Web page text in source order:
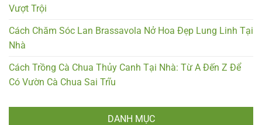
Vượt Trội
Cách Chăm Sóc Lan Brassavola Nở Hoa Đẹp Lung Linh Tại
Nhà
Cách Trồng Cà Chua Thủy Canh Tại Nhà: Từ A Đến Z Để
Có Vườn Cà Chua Sai Trĩu
DANH MỤC